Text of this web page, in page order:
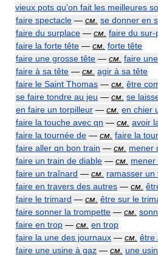
vieux pots qu'on fait les meilleures
faire spectacle — см. se donner en
faire du surplace — см. faire du sur-
faire la forte tête — см. forte tête
faire une grosse tête — см. faire
faire à sa tête — см. agir à sa tête
faire le Saint Thomas — см. être
se faire tondre au jeu — см. se
en faire un torpilleur — см. en chier
faire la touche avec qn — см. avoir
faire la tournée de — см. faire la
faire aller qn bon train — см. mener
faire un train de diable — см. mener
faire un traînard — см. ramasser un
faire en travers des autres — см.
faire le trimard — см. être sur le
faire sonner la trompette — см.
faire en trop — см. en trop
faire la une des journaux — см. être
faire une usine à gaz — см. une